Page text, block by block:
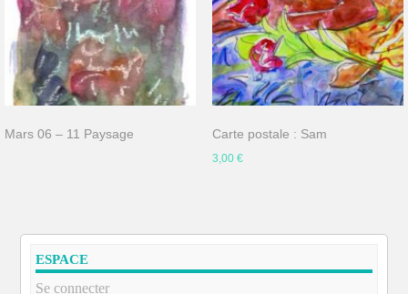
Mars 06 – 11 Paysage Carte postale : Sam
3,00 €
ESPACE
Se connecter